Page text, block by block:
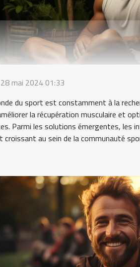
mai 2024 01:33
du sport est constamment à la
la récupération musculaire et
Parmi les solutions émergentes, les
croissant au sein de la communauté